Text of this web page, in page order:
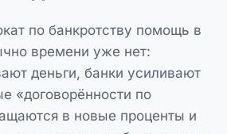
по банкротству помощь в
времени уже нет:
деньги, банки усиливают
«договорённости по
в новые проценты и